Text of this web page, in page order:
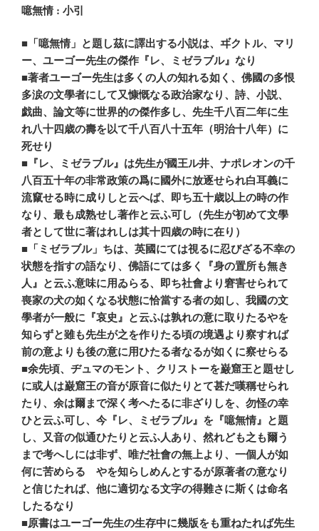
噫無情 : 小引
■「噫無情」と題し茲に譯出する小説は、ヸクトル、マリ
ー、ユーゴー先生の傑作『レ、ミゼラブル』なり
■著者ユーゴー先生は多くの人の知れる如く、佛國の多恨
多涙の文學者にして又慷慨なる政治家なり、詩、小説、
戯曲、論文等に世界的の傑作多し、先生千八百二年に生
れ八十四歳の壽を以て千八百八十五年（明治十八年）に
死せり
■『レ、ミゼラブル』は先生が國王ル井、ナポレオンの千
八百五十年の非常政策の爲に國外に放逐せられ白耳義に
流竄せる時に成りしと云へば、即ち五十歳以上の時の作
なり、最も成熟せし著作と云ふ可し（先生が初めて文學
者として世に著はれしは其十四歳の時に在り）
■「ミゼラブル」ちは、英國にては視るに忍びざる不幸の
状態を指すの語なり、佛語にては多く『身の置所も無き
人』と云ふ意味に用ゐらる、即ち社會より窘害せられて
喪家の犬の如くなる状態に恰當する者の如し、我國の文
學者が一般に『哀史』と云ふは孰れの意に取りたるやを
知らずと雖も先生が之を作りたる頃の境遇より察すれば
前の意よりも後の意に用ひたる者なるが如くに察せらる
■余先頃、ヂュマのモント、クリストーを巌窟王と題せし
に或人は巌窟王の音が原音に似たりとて甚だ嘆稱せられ
たり、余は爾まで深く考へたるに非ざりしを、勿怪の幸
ひと云ふ可し、今『レ、ミゼラブル』を『噫無情』と題
し、又音の似通ひたりと云ふ人あり、然れども之も爾う
まで考へしには非ず、唯だ社會の無上より、一個人が如
何に苦めらるゝやを知らしめんとするが原著者の意なり
と信じたれば、他に適切なる文字の得難さに斯くは命名
したるなり
■原書はユーゴー先生の生存中に幾版をも重ねたれば先生